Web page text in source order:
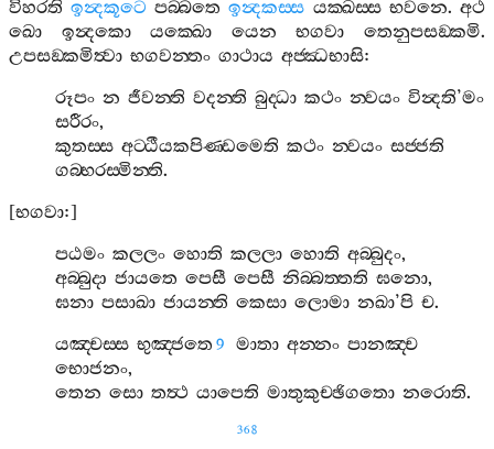
විහරති ඉන්‍දකූටෙ පබ‍්බතෙ ඉන්‍දකස‍්ස යක‍්ඛස‍්ස භවනෙ. අථ
ඛො
ඉන්‍දකො යක‍්ඛො යෙන භගවා තෙනුපසඞ‍්කමි.
උපසඞ‍්කමිත්‍වා භගවන‍්තං ගාථාය අජ‍්ඣභාසි:
රූපං න ජීවන‍්ති වදන‍්ති බුද‍්ධා කථං න‍්වයං වින්‍දති’මං
සරීරං,
කුතස‍්ස අට‍්ඨීයකපිණ‍්ඩමෙති කථං න‍්වයං සජ‍්ජති
ගබ‍්භරස‍්මින‍්ති.
[භගවා:]
පඨමං කලලං හොති කලලා හොති අබ‍්බුදං,
අබ‍්බුදා ජායතෙ පෙසී පෙසී නිබ‍්බත‍්තති ඝනො,
ඝනා පසාඛා ජායන‍්ති කෙසා ලොමා නඛා’පි ච.
යඤ‍්චස‍්ස භුඤ‍්ජතෙ 9 මාතා අන‍්නං පානඤ‍්ච
භොජනං,
තෙන සො තත්‍ථ යාපෙති මාතුකුච‍්ඡිගතො නරොති.
368